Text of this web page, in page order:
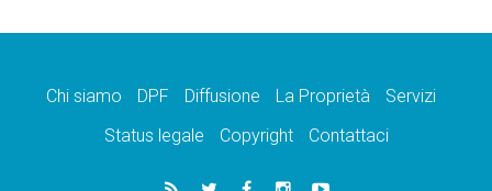
Chi siamo DPF Diffusione La Proprietà
Servizi
Status legale
Copyright Contattaci